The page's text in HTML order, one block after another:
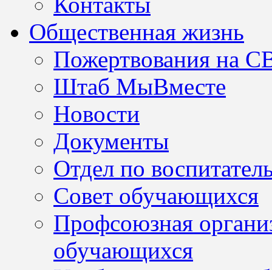
Общественная жизнь
Пожертвования на
Штаб МыВместе
Новости
Документы
Отдел по
Совет обучающихся
Профсоюзная
обучающихся